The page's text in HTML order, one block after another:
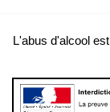
L'abus d'alcool